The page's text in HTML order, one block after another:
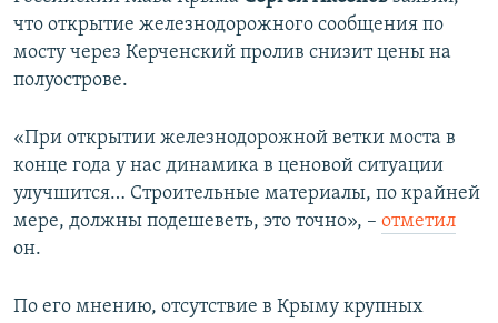
что открытие железнодорожного сообщения по
мосту через Керченский пролив снизит цены на
полуострове.
«При открытии железнодорожной ветки моста в
конце года у нас динамика в ценовой ситуации
улучшится… Строительные материалы, по крайней
мере, должны подешеветь, это точно», – отметил
он.
По его мнению, отсутствие в Крыму крупных